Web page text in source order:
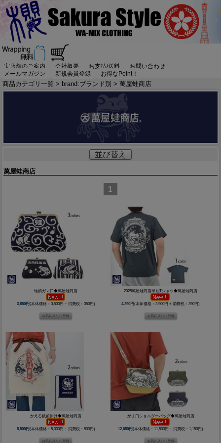
実店舗のご案内 会社概要 お支払/送料
お問い合わせ
メールマガジン
新規会員登録 お得なPoint！
商品カテゴリ一覧 > brand:ブランド別 > 萬屋蛙商店
並び替え
萬屋蛙商店
1
蛙柄ガマ口◆萬屋蛙商店
3,850円(本体価格：3,500円 + 消費税：350円)
2025萬屋蛙商店半袖Tシャツ◆萬屋蛙商店
4,290円(本体価格：3,900円 + 消費税：390円)
かえる帆前掛け◆萬屋蛙商店
5,500円(本体価格：5,000円 + 消費税：500円)
がま口ショルダーバッグ◆萬屋蛙商店
12,650円(本体価格：11,500円 + 消費税：1,150円)